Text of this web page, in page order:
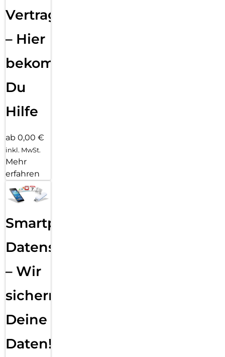
Vertragsabwicklung
– Hier
bekommst
Du
Hilfe
ab 0,00 €
inkl. MwSt.
Mehr
erfahren
Smartphone
Datensicherung
– Wir
sichern
Deine
Daten!